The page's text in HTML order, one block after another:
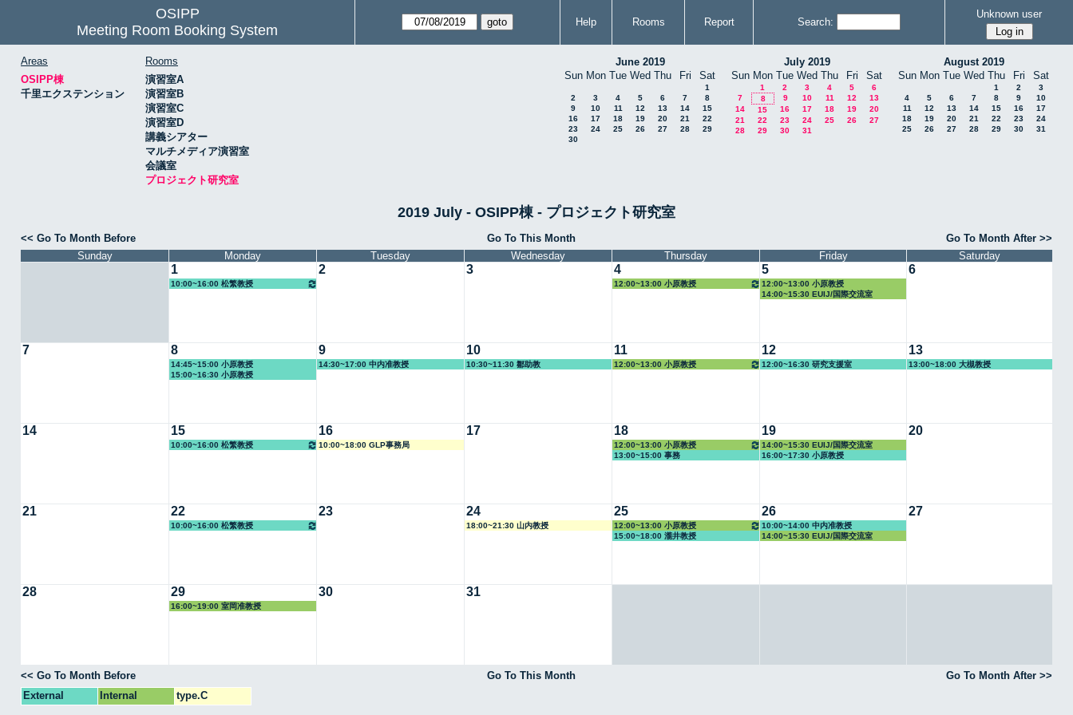
OSIPP
Meeting Room Booking System
Help Rooms Report Search:
Unknown user
Areas
OSIPP棟
千里エクステンション
Rooms
演習室A
演習室B
演習室C
演習室D
講義シアター
マルチメディア演習室
会議室
プロジェクト研究室
June 2019
Sun Mon Tue Wed Thu Fri Sat
1
2
3 4 5 6 7
8
9
10 11 12 13 14
15
16
17 18 19 20 21
22
23
24 25 26 27 28
29
30
July 2019
Sun Mon Tue Wed Thu Fri Sat
1 2 3 4 5
6
7
8 9 10 11 12
13
14
15 16 17 18 19
20
21
22 23 24 25 26
27
28
29 30 31
August 2019
Sun Mon Tue Wed Thu Fri Sat
1 2
3
4
5 6 7 8 9
10
11
12 13 14 15 16
17
18
19 20 21 22 23
24
25
26 27 28 29 30 31
2019 July - OSIPP棟 - プロジェクト研究室
<< Go To Month Before Go To This Month
Go To Month After >>
Sunday
Monday Tuesday Wednesday Thursday Friday Saturday
1
10:00~16:00 松繁教授
2 3 4
12:00~13:00 小原教授
5
12:00~13:00 小原教授
14:00~15:30 EUIJ/国際交流室
6
7 8
14:45~15:00 小原教授
15:00~16:30 小原教授
9
14:30~17:00 中内准教授
10
10:30~11:30 鄒助教
11
12:00~13:00 小原教授
12
12:00~16:30 研究支援室
13
13:00~18:00 大槻教授
14 15
10:00~16:00 松繁教授
16
10:00~18:00 GLP事務局
17 18
12:00~13:00 小原教授
13:00~15:00 事務
19
14:00~15:30 EUIJ/国際交流室
16:00~17:30 小原教授
20
21 22
10:00~16:00 松繁教授
23 24
18:00~21:30 山内教授
25
12:00~13:00 小原教授
15:00~18:00 瀧井教授
26
10:00~14:00 中内准教授
14:00~15:30 EUIJ/国際交流室
27
28 29
16:00~19:00 室岡准教授
30 31
<< Go To Month Before Go To This Month
Go To Month After >>
External
Internal type.C